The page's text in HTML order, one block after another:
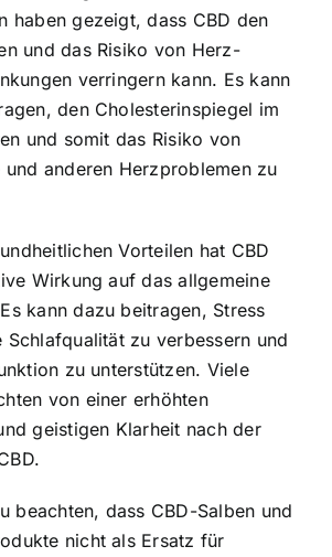
haben gezeigt, dass CBD den
und das Risiko von Herz-
verringern kann. Es kann
den Cholesterinspiegel im
und somit das Risiko von
anderen Herzproblemen zu
Vorteilen hat CBD
Wirkung auf das allgemeine
kann dazu beitragen, Stress
Schlafqualität zu verbessern und
zu unterstützen. Viele
von einer erhöhten
geistigen Klarheit nach der
beachten, dass CBD-Salben und
nicht als Ersatz für